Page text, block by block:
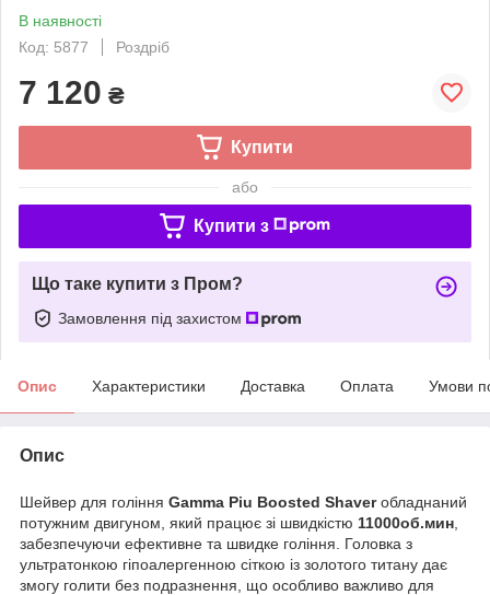
В наявності
Код: 5877
Роздріб
7 120 ₴
Купити
або
Купити з
Що таке купити з Пром?
Замовлення під захистом
Опис Характеристики Доставка Оплата Умови
Опис
Шейвер для гоління Gamma Piu Boosted Shaverобладнаний
потужним двигуном, який працює зі швидкістю 11000об.мин
забезпечуючи ефективне та швидке гоління. Головка з
ультратонкою гіпоалергенною сіткою із золотого титану дає
змогу голити без подразнення, що особливо важливо для